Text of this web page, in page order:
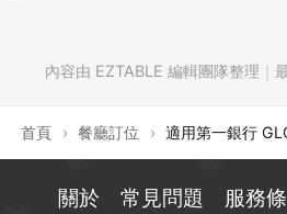
內容由 EZTABLE 編輯團隊整理 ｜
首頁 › 餐廳訂位 › 適用第一銀行
關於 常見問題 服務